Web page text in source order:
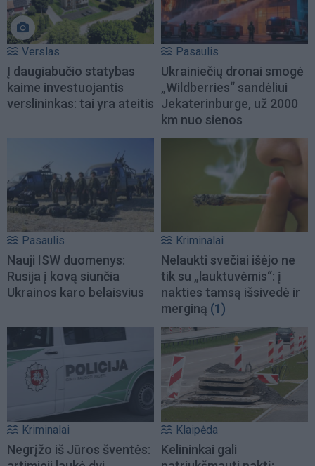
Verslas
Į daugiabučio statybas
kaime investuojantis
verslininkas: tai yra ateitis
Pasaulis
Ukrainiečių dronai smogė
„Wildberries“ sandėliui
Jekaterinburge, už 2000
km nuo sienos
Pasaulis
Nauji ISW duomenys:
Rusija į kovą siunčia
Ukrainos karo belaisvius
Kriminalai
Nelaukti svečiai išėjo ne
tik su „lauktuvėmis“: į
nakties tamsą išsivedė ir
merginą (1)
Kriminalai
Negrįžo iš Jūros šventės:
Klaipėda
Kelininkai gali